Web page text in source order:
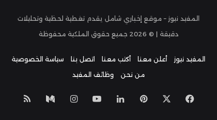
المفيد نيوز – موقع إخباري شامل يقدم تغطية لحظية وتحليلات
دقيقة | © 2026 جميع حقوق الملكية محفوظة
المفيد نيوز أعلن معنا أكتب معنا اتصل بنا
سياسة الخصوصية
من نحن
وظائف المفيد
فيسبوك بينتيريست
لينكدإن‫YouTube
انستقراموسط